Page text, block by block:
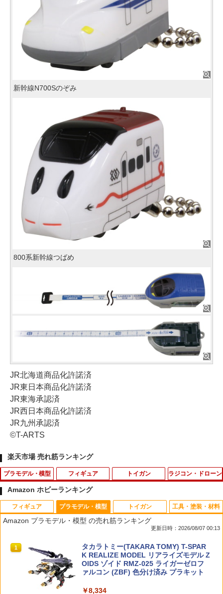
新幹線N700Sのぞみ
800系新幹線つばめ
JR北海道商品化許諾済
JR東日本商品化許諾済
JR東海承認済
JR西日本商品化許諾済
JR九州承認済
©T-ARTS
楽天市場 売れ筋ランキング
プラモデル・模型
1
[シタデルカラー：BASE]WRAITHBONE
レイスボーン21-53【ゲームズワークシ
ョップ】【5011921121151】
￥1,179
フィギュア
1
トランスフォーマーニューレジェンズ
『トランスフォーマー』 NL-07 サウンド
ウェーブ (可動フィギュア)
￥4,950
トイガン
1
【エントリー最大10倍＆3％クーポン】Z
&Z BFG タイプ ULOOP スリングアタッ
チメント SHORT 1.25インチループ ブラ
￥660
ラジコン・ドローン
1
タカラトミー アニアのたまご 昆虫コレ
クション ／3歳〜 幼児用おもちゃ
Amazon ホビーランキング
フィギュア
1
タカラトミー(TAKARA TOMY) T-SPAR
K トランスフォーマー ニューレジェンズ
NL-07 サウンドウェーブ 可動フィギュア
プラモデル・模型
Amazon プラモデル・模型 の売れ筋ランキング
更新日時：2026/08/07 00:13
1
タカラトミー(TAKARA TOMY) T-SPAR
K REALIZE MODEL リアライズモデル Z
OIDS ゾイド RMZ-025 ライガーゼロフ
ァルコン (ZBF) 色分け済み プラキット
￥8,334
トイガン 工具・塗装・材料